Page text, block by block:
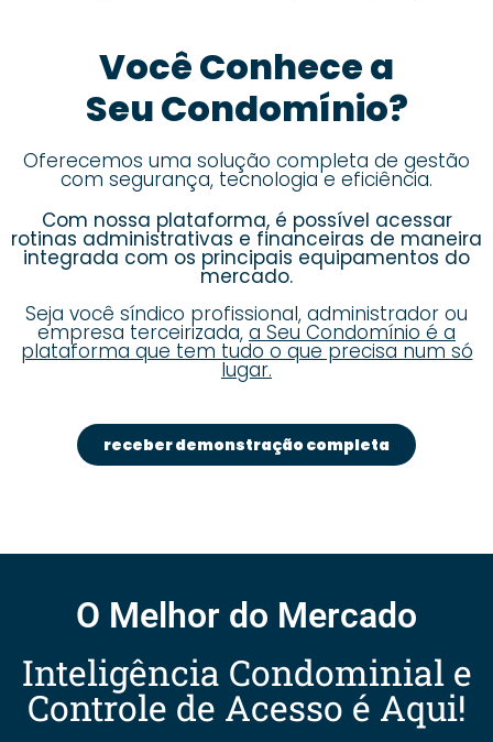
Você Conhece a
Seu Condomínio?
Oferecemos uma solução completa de gestão
com segurança, tecnologia e eficiência.
Com nossa plataforma, é possível acessar
rotinas administrativas e financeiras de maneira
integrada com os principais equipamentos do
mercado.
Seja você síndico profissional, administrador ou
empresa terceirizada, a Seu Condomínio é a
plataforma que tem tudo o que precisa num só
lugar.
receber demonstração completa
O Melhor do Mercado
Inteligência Condominial e
Controle de Acesso é Aqui!